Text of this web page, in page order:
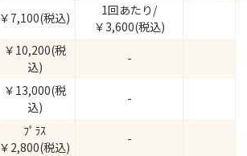
￥7,100(税込)
1回あたり/
￥3,600(税込)
￥10,200(税
込)
-
￥13,000(税
込)
-
ﾌﾟﾗｽ
￥2,800(税込)
-